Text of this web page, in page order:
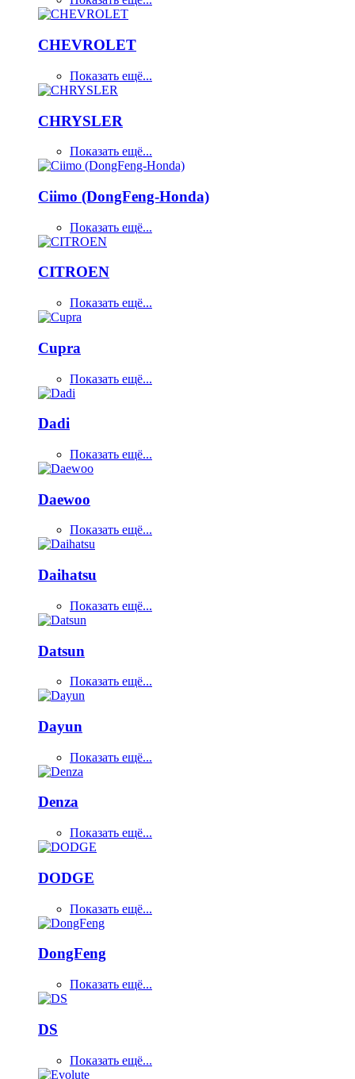
CHEVROLET
Показать ещё...
CHRYSLER
Показать ещё...
Ciimo (DongFeng-Honda)
Показать ещё...
CITROEN
Показать ещё...
Cupra
Показать ещё...
Dadi
Показать ещё...
Daewoo
Показать ещё...
Daihatsu
Показать ещё...
Datsun
Показать ещё...
Dayun
Показать ещё...
Denza
Показать ещё...
DODGE
Показать ещё...
DongFeng
Показать ещё...
DS
Показать ещё...